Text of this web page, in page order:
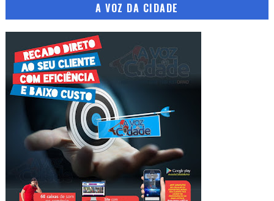
A VOZ DA CIDADE